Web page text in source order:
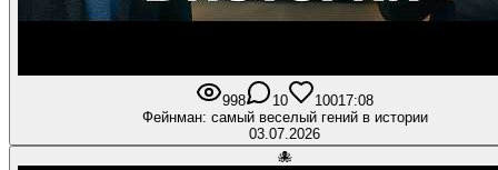
998 10 10017:08
Фейнман: самый веселый гений в истории
03.07.2026
🐙